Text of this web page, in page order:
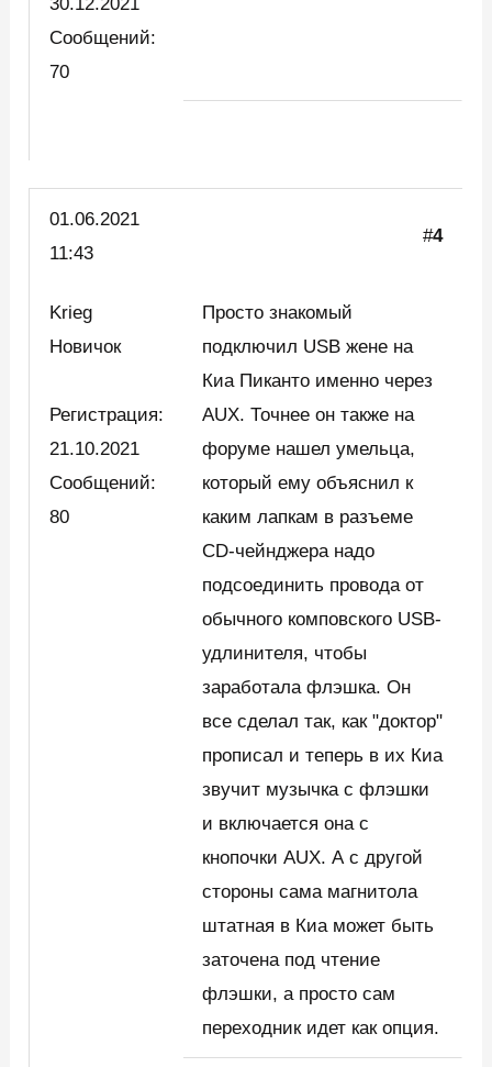
Сообщений:
70
01.06.2021
11:43
#4
Krieg
Новичок
Регистрация:
21.10.2021
Сообщений:
80
Просто знакомый
подключил USB жене на
Киа Пиканто именно через
AUX. Точнее он также на
форуме нашел умельца,
который ему объяснил к
каким лапкам в разъеме
CD-чейнджера надо
подсоединить провода от
обычного комповского USB-
удлинителя, чтобы
заработала флэшка. Он
все сделал так, как "доктор"
прописал и теперь в их Киа
звучит музычка с флэшки
и включается она с
кнопочки AUX. А с другой
стороны сама магнитола
штатная в Киа может быть
заточена под чтение
флэшки, а просто сам
переходник идет как опция.